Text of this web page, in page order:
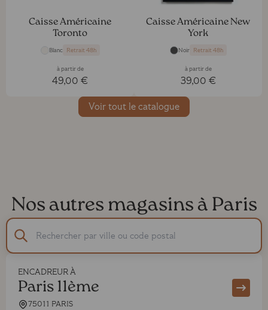
Caisse Américaine
Toronto
Blanc Retrait 48h
à partir de
49,00 €
Caisse Américaine New
York
Noir Retrait 48h
à partir de
39,00 €
Voir tout le catalogue
Nos autres magasins à Paris
ENCADREUR À
Paris 11ème
75011 PARIS